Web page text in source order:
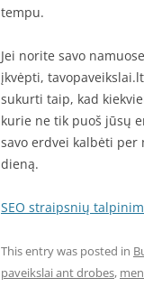
tempu.
Jei norite savo
įkvėpti, tavopaveikslai.lt
sukurti taip, kad
kurie ne tik puoš jūsų
savo erdvei kalbėti per
dieną.
SEO straipsnių
This entry was posted in
paveikslai ant drobes,